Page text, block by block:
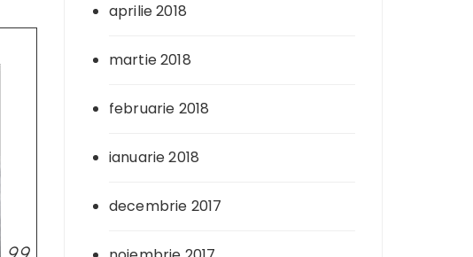
aprilie 2018
martie 2018
februarie 2018
ianuarie 2018
decembrie 2017